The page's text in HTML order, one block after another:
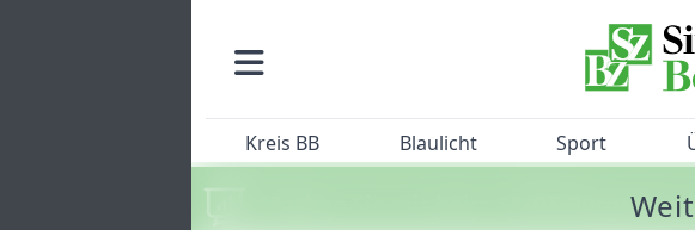
Kreis BB Blaulicht Sport
Machen Sie mit beim SZ/BZ-